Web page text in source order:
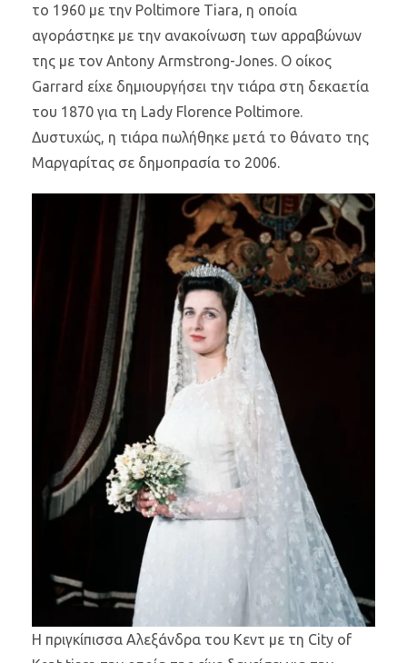
το 1960 με την Poltimore Tiara, η οποία
αγοράστηκε με την ανακοίνωση των αρραβώνων
της με τον Antony Armstrong-Jones. Ο οίκος
Garrard είχε δημιουργήσει την τιάρα στη δεκαετία
του 1870 για τη Lady Florence Poltimore.
Δυστυχώς, η τιάρα πωλήθηκε μετά το θάνατο της
Μαργαρίτας σε δημοπρασία το 2006.
Η πριγκίπισσα Αλεξάνδρα του Κεντ με τη City of